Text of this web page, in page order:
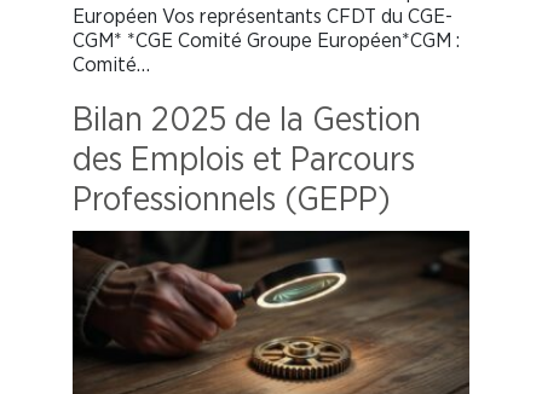
Européen Vos représentants CFDT du CGE-
CGM* *CGE Comité Groupe Européen*CGM :
Comité…
Bilan 2025 de la Gestion
des Emplois et Parcours
Professionnels (GEPP)